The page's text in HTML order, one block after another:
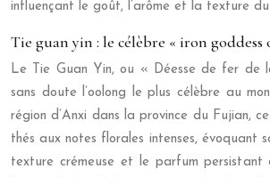
influençant le goût, l’arôme et la texture
Tie guan yin : le célèbre « iron goddess
Le Tie Guan Yin, ou « Déesse de fer de
sans doute l’oolong le plus célèbre au
région d’Anxi dans la province du Fujian,
thés aux notes florales intenses, évoquant
texture crémeuse et le parfum persistant